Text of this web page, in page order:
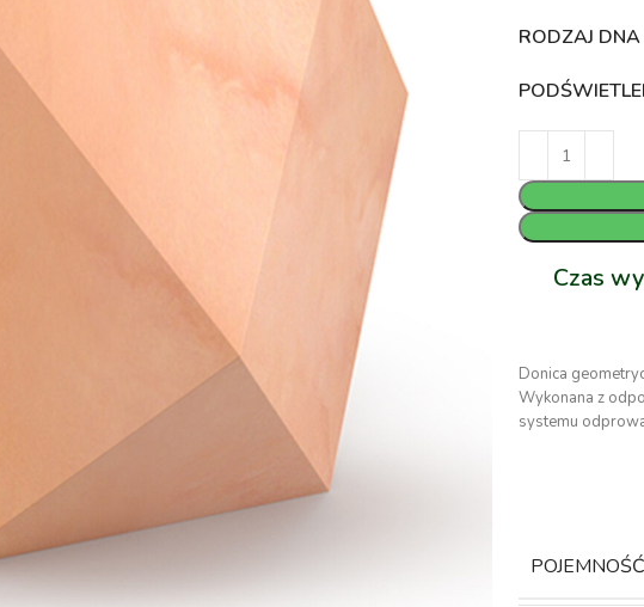
RODZAJ DNA
Czas
Donica
Wykonana z
systemu
POJEMNOŚĆ